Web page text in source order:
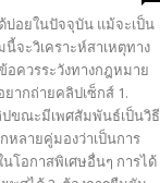
อยในปัจจุบัน แม้จะเป็น
จะวิเคราะห์สาเหตุทาง
ควรระวังทางกฎหมาย
ากถ่ายคลิปเซ็กส์ 1.
ขณะมีเพศสัมพันธ์เป็นวิธี
หลายคู่มองว่าเป็นการ
โอกาสพิเศษอื่นๆ การได้